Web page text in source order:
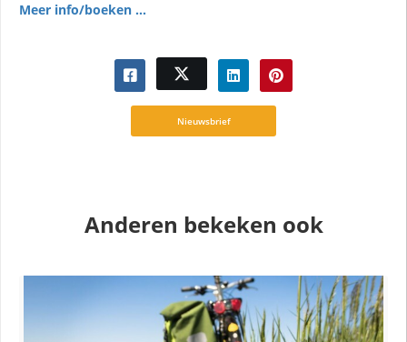
Meer info/boeken ...
Nieuwsbrief
Anderen bekeken ook